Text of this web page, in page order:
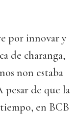
por innovar y
de charanga,
non estaba
pesar de que la
en BCB